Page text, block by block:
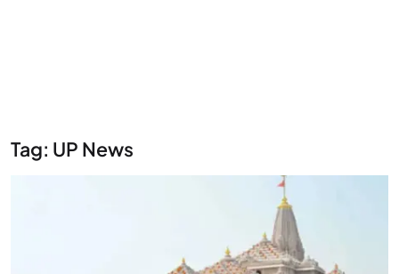
Tag: UP News